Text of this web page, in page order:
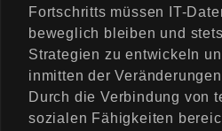
Fortschritts müssen IT-
beweglich bleiben und
Strategien zu entwickeln
inmitten der
Durch die Verbindung von
sozialen Fähigkeiten